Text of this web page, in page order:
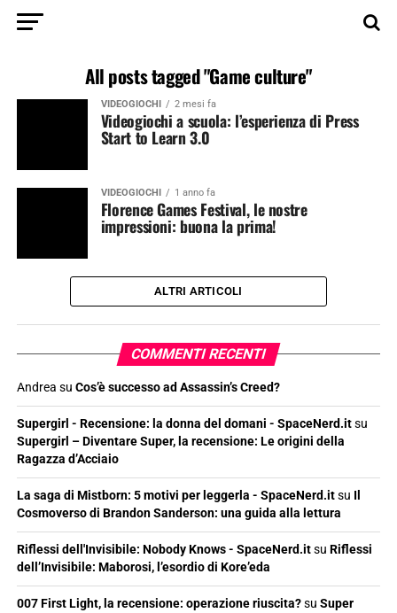
All posts tagged "Game culture"
VIDEOGIOCHI 2 mesi fa
Videogiochi a scuola: l’esperienza di Press
Start to Learn 3.0
VIDEOGIOCHI 1 anno fa
Florence Games Festival, le nostre
impressioni: buona la prima!
ALTRI ARTICOLI
COMMENTI RECENTI
Andrea su Cos’è successo ad Assassin’s Creed?
Supergirl - Recensione: la donna del domani - SpaceNerd.itsu
Supergirl – Diventare Super, la recensione: Le origini della
Ragazza d’Acciaio
La saga di Mistborn: 5 motivi per leggerla - SpaceNerd.itsu Il
Cosmoverso di Brandon Sanderson: una guida alla lettura
Riflessi dell'Invisibile: Nobody Knows - SpaceNerd.itsu Riflessi
dell’Invisibile: Maborosi, l’esordio di Kore’eda
007 First Light, la recensione: operazione riuscita?su Super